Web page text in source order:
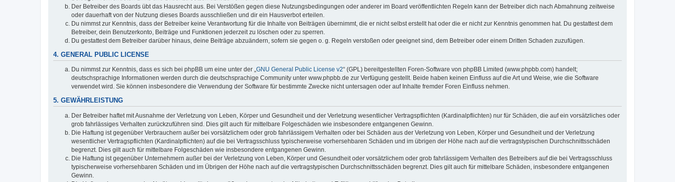
Der Betreiber des Boards übt das Hausrecht aus. Bei Verstößen gegen diese Nutzungsbedingungen oder anderer im Board veröffentlichten Regeln kann der Betreiber dich nach Abmahnung zeitweise
oder dauerhaft von der Nutzung dieses Boards ausschließen und dir ein Hausverbot erteilen.
Du nimmst zur Kenntnis, dass der Betreiber keine Verantwortung für die Inhalte von Beiträgen übernimmt, die er nicht selbst erstellt hat oder die er nicht zur Kenntnis genommen hat. Du gestattest dem
Betreiber, dein Benutzerkonto, Beiträge und Funktionen jederzeit zu löschen oder zu sperren.
Du gestattest dem Betreiber darüber hinaus, deine Beiträge abzuändern, sofern sie gegen o. g. Regeln verstoßen oder geeignet sind, dem Betreiber oder einem Dritten Schaden zuzufügen.
4. GENERAL PUBLIC LICENSE
Du nimmst zur Kenntnis, dass es sich bei phpBB um eine unter der „GNU General Public License v2“ (GPL) bereitgestellten Foren-Software von phpBB Limited (www.phpbb.com) handelt;
deutschsprachige Informationen werden durch die deutschsprachige Community unter www.phpbb.de zur Verfügung gestellt. Beide haben keinen Einfluss auf die Art und Weise, wie die Software
verwendet wird. Sie können insbesondere die Verwendung der Software für bestimmte Zwecke nicht untersagen oder auf Inhalte fremder Foren Einfluss nehmen.
5. GEWÄHRLEISTUNG
Der Betreiber haftet mit Ausnahme der Verletzung von Leben, Körper und Gesundheit und der Verletzung wesentlicher Vertragspflichten (Kardinalpflichten) nur für Schäden, die auf ein vorsätzliches oder
grob fahrlässiges Verhalten zurückzuführen sind. Dies gilt auch für mittelbare Folgeschäden wie insbesondere entgangenen Gewinn.
Die Haftung ist gegenüber Verbrauchern außer bei vorsätzlichem oder grob fahrlässigem Verhalten oder bei Schäden aus der Verletzung von Leben, Körper und Gesundheit und der Verletzung
wesentlicher Vertragspflichten (Kardinalpflichten) auf die bei Vertragsschluss typischerweise vorhersehbaren Schäden und im übrigen der Höhe nach auf die vertragstypischen Durchschnittsschäden
begrenzt. Dies gilt auch für mittelbare Folgeschäden wie insbesondere entgangenen Gewinn.
Die Haftung ist gegenüber Unternehmern außer bei der Verletzung von Leben, Körper und Gesundheit oder vorsätzlichem oder grob fahrlässigem Verhalten des Betreibers auf die bei Vertragsschluss
typischerweise vorhersehbaren Schäden und im Übrigen der Höhe nach auf die vertragstypischen Durchschnittsschäden begrenzt. Dies gilt auch für mittelbare Schäden, insbesondere entgangenen
Gewinn.